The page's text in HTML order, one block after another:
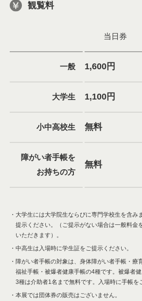
観覧料
当日券
一般 1,600円
大学生 1,100円
小中高校生 無料
障がい者手帳を
お持ちの方
無料
大学生には大学院生ならびに専門学校生を含み
提示ください。（ご提示がない場合は一般料金
いただきます）。
中高生は入場時に学生証をご提示ください。
障がい者手帳の対象は、身体障がい者手帳・療
福祉手帳・被爆者健康手帳の4種です。被爆者
3種は介助者1名まで無料です。入場時に手帳を
本展では団体券の販売はございません。